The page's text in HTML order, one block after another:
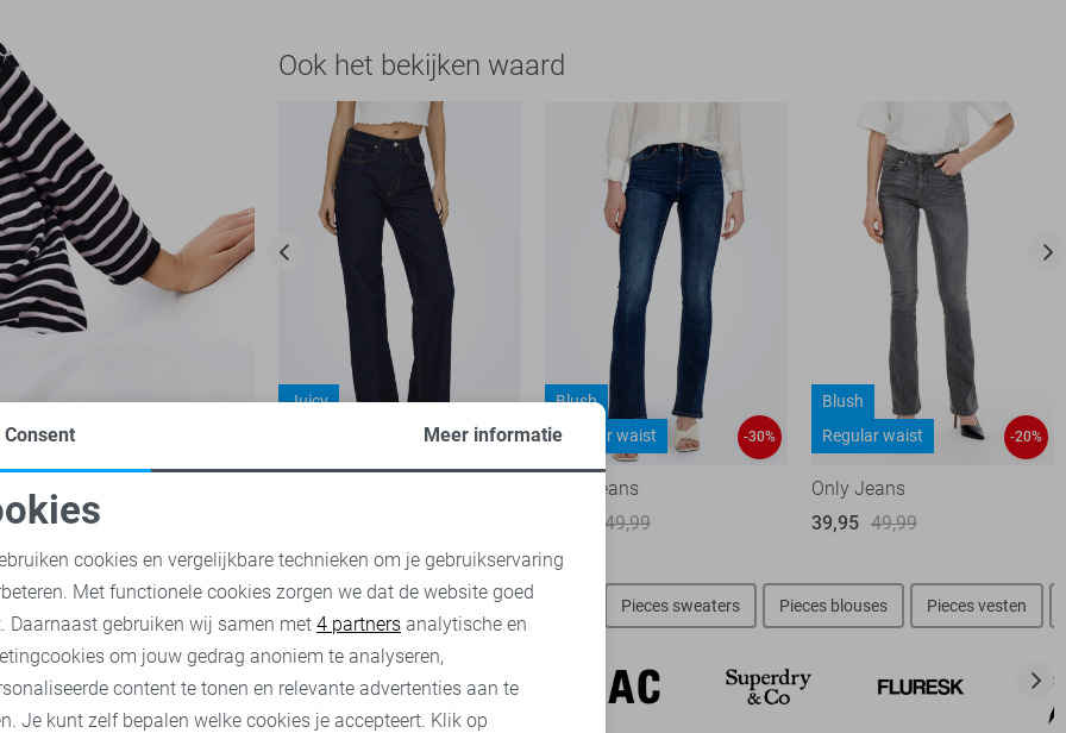
Ook het bekijken waard
Juicy
-20%
Blush
Regular waist
-30%
Only Jeans
49,99
Blush
Regular waist
-20%
Only Jeans
39,95 49,99
truien Pieces ondergoed Pieces broeken Pieces accessoires Pieces sweaters Pieces blouses Pieces vesten
cookies
cookies Marketing cookies
Consent Meer informatie
cookies en vergelijkbare technieken om je gebruikservaring
Met functionele cookies zorgen we dat de website goed
Daarnaast gebruiken wij samen met 4 partners analytische en
om jouw gedrag anoniem te analyseren,
content te tonen en relevante advertenties aan te
Je kunt zelf bepalen welke cookies je accepteert. Klik op